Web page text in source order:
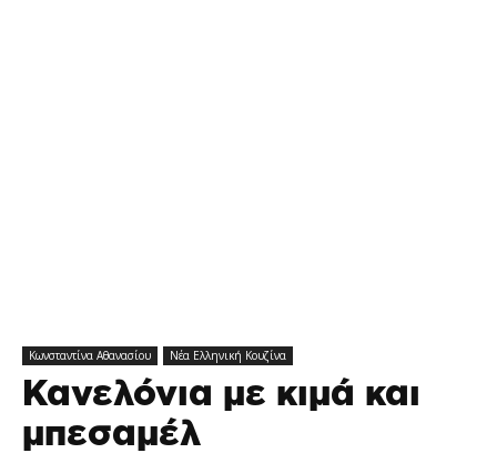
Κωνσταντίνα Αθανασίου Νέα Ελληνική Κουζίνα
Κανελόνια με κιμά και
μπεσαμέλ